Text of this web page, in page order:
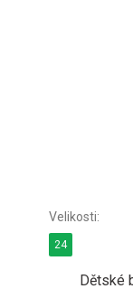
Dětské
24